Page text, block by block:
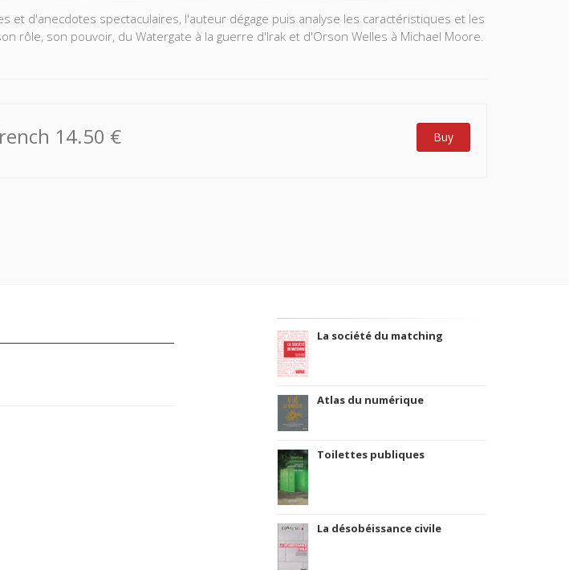
et d'anecdotes spectaculaires, l'auteur dégage puis analyse les caractéristiques et les
rôle, son pouvoir, du Watergate à la guerre d'Irak et d'Orson Welles à Michael Moore.
14.50 € Buy
La société du matching
Atlas du numérique
Toilettes publiques
La désobéissance civile